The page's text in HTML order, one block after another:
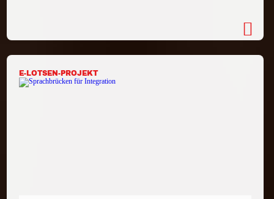
E-LOTSEN-PROJEKT